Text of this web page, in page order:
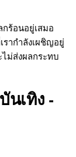
กร้อนอยู่เสมอ
ากำลังเผชิญอยู่
ม่ส่งผลกระทบ
เทิง -